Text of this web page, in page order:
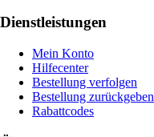
Dienstleistungen
Mein Konto
Hilfecenter
Bestellung verfolgen
Bestellung zurückgeben
Rabattcodes